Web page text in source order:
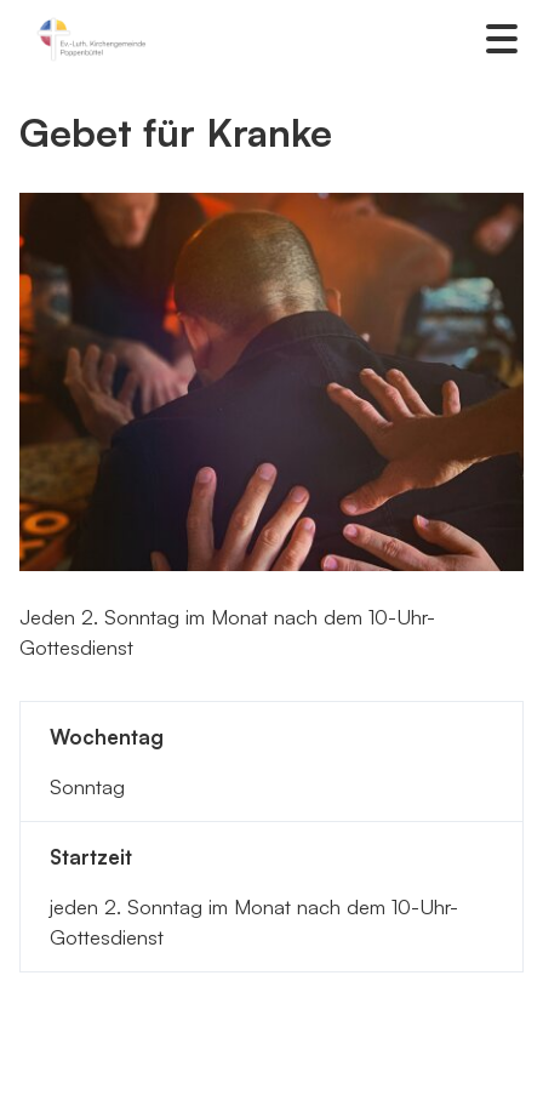
Gebet für Kranke
Jeden 2. Sonntag im Monat nach dem 10-Uhr-
Gottesdienst
Wochentag
Sonntag
Startzeit
jeden 2. Sonntag im Monat nach dem 10-Uhr-
Gottesdienst